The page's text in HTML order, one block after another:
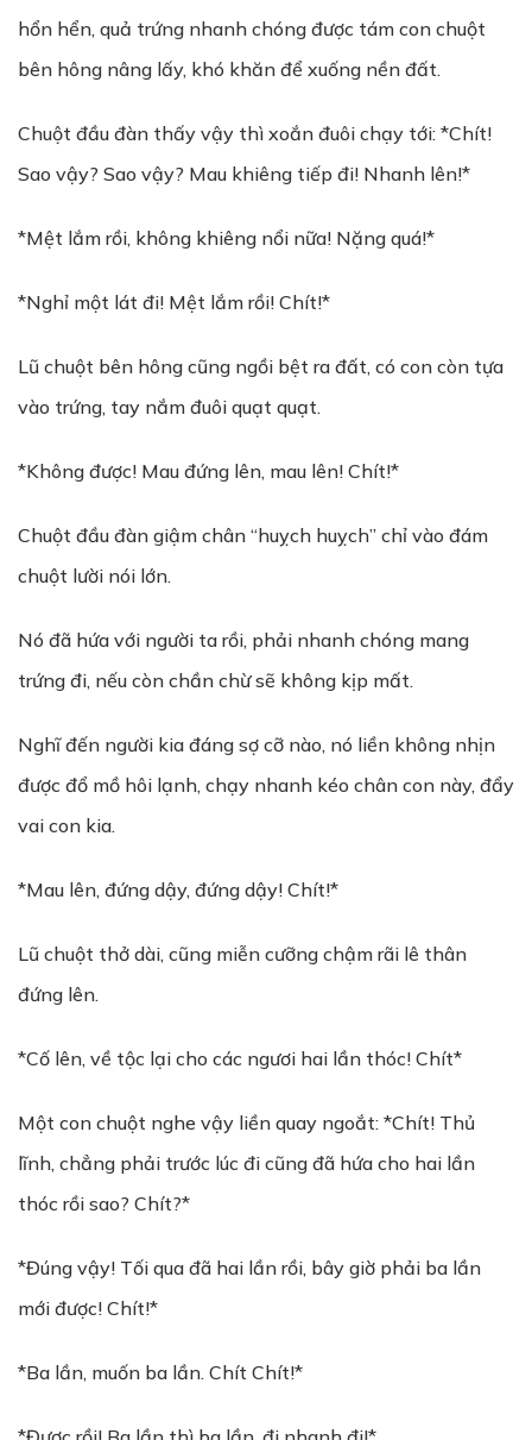
hổn hển, quả trứng nhanh chóng được tám con chuột
bên hông nâng lấy, khó khăn để xuống nền đất.
Chuột đầu đàn thấy vậy thì xoắn đuôi chạy tới: *Chít!
Sao vậy? Sao vậy? Mau khiêng tiếp đi! Nhanh lên!*
*Mệt lắm rồi, không khiêng nổi nữa! Nặng quá!*
*Nghỉ một lát đi! Mệt lắm rồi! Chít!*
Lũ chuột bên hông cũng ngồi bệt ra đất, có con còn tựa
vào trứng, tay nắm đuôi quạt quạt.
*Không được! Mau đứng lên, mau lên! Chít!*
Chuột đầu đàn giậm chân “huỵch huỵch” chỉ vào đám
chuột lười nói lớn.
Nó đã hứa với người ta rồi, phải nhanh chóng mang
trứng đi, nếu còn chần chừ sẽ không kịp mất.
Nghĩ đến người kia đáng sợ cỡ nào, nó liền không nhịn
được đổ mồ hôi lạnh, chạy nhanh kéo chân con này, đẩy
vai con kia.
*Mau lên, đứng dậy, đứng dậy! Chít!*
Lũ chuột thở dài, cũng miễn cưỡng chậm rãi lê thân
đứng lên.
*Cố lên, về tộc lại cho các ngươi hai lần thóc! Chít*
Một con chuột nghe vậy liền quay ngoắt: *Chít! Thủ
lĩnh, chẳng phải trước lúc đi cũng đã hứa cho hai lần
thóc rồi sao? Chít?*
*Đúng vậy! Tối qua đã hai lần rồi, bây giờ phải ba lần
mới được! Chít!*
*Ba lần, muốn ba lần. Chít Chít!*